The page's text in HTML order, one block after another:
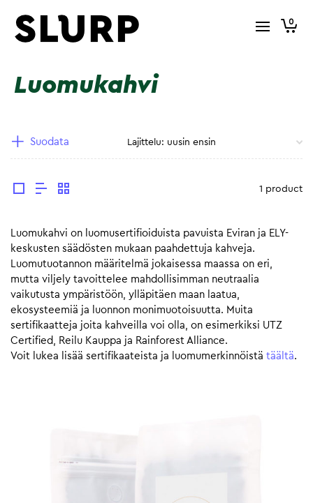
0
Luomukahvi
Suodata
1 product
Luomukahvi on luomusertifioiduista pavuista Eviran ja ELY-
keskusten säädösten mukaan paahdettuja kahveja.
Luomutuotannon määritelmä jokaisessa maassa on eri,
mutta viljely tavoittelee mahdollisimman neutraalia
vaikutusta ympäristöön, ylläpitäen maan laatua,
ekosysteemiä ja luonnon monimuotoisuutta. Muita
sertifikaatteja joita kahveilla voi olla, on esimerkiksi UTZ
Certified, Reilu Kauppa ja Rainforest Alliance.
Voit lukea lisää sertifikaateista ja luomumerkinnöistä täältä.